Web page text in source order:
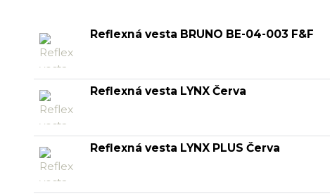
Reflexná vesta BRUNO BE-04-003 F&F
Reflexná vesta LYNX Červa
Reflexná vesta LYNX PLUS Červa